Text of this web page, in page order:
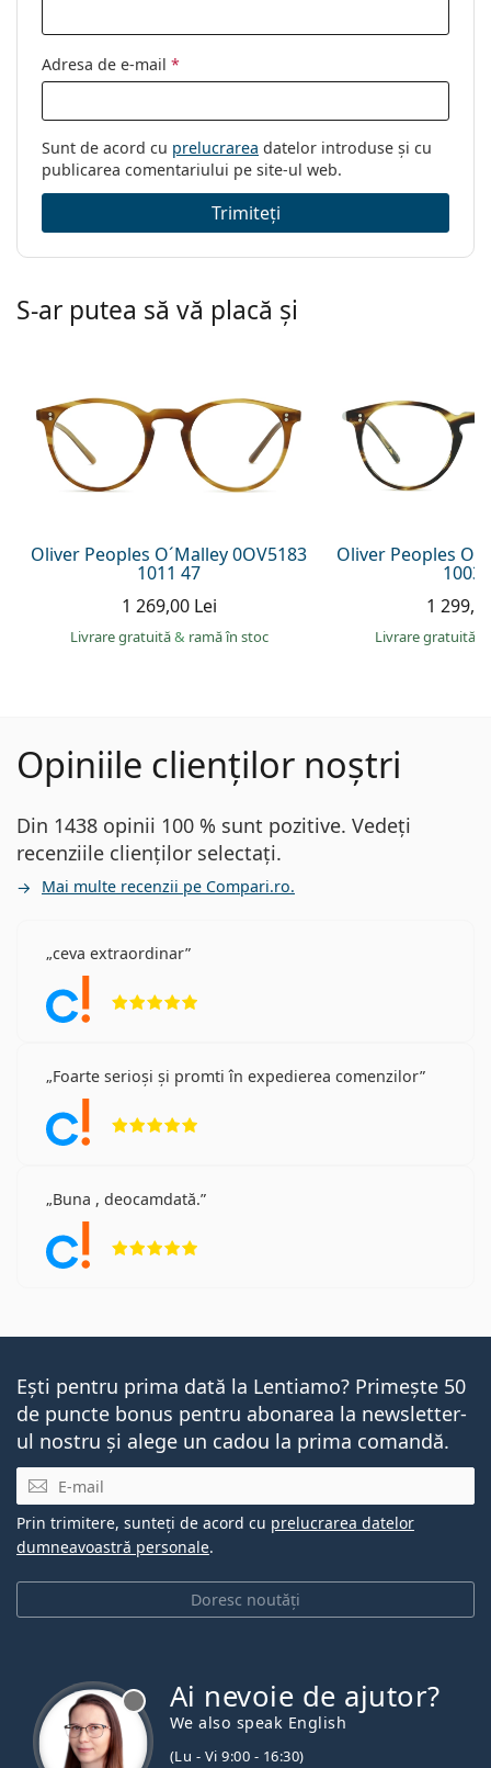
Cod:
0VO5326 2760 51
Adresa de e-mail *
Sunt de acord cu prelucrarea datelor introduse și cu
publicarea comentariului pe site-ul web.
Trimiteți
S-ar putea să vă placă și
Oliver Peoples O´Malley 0OV5183
1011 47
1 269,00 Lei
Livrare gratuită& ramă în stoc
Oliver Peoples
1003
1
Livrare gratuită
Opiniile clienților noștri
Din 1438 opinii 100 % sunt pozitive. Vedeți
recenziile clienților selectați.
Mai multe recenzii pe Compari.ro.
ceva extraordinar
Foarte serioși și promti în expedierea comenzilor
Buna , deocamdată.
Ești pentru prima dată la Lentiamo? Primește 50
de puncte bonus pentru abonarea la newsletter-
ul nostru și alege un cadou la prima comandă.
E-mail
Doresc noutăți
Prin trimitere, sunteți de acord cu prelucrarea datelor
dumneavoastră personale.
Ai nevoie de ajutor?
We also speak English
(Lu - Vi 9:00 - 16:30)